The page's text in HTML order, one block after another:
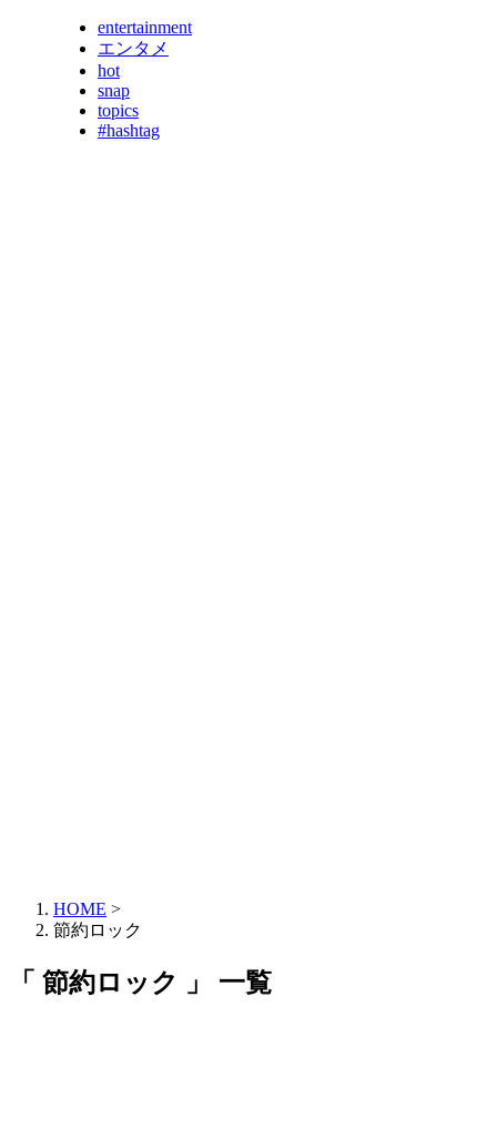
entertainment
エンタメ
hot
snap
topics
#hashtag
HOME >
節約ロック
「 節約ロック 」 一覧